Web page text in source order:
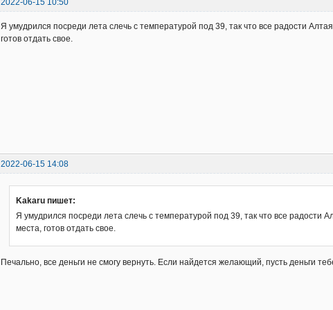
2022-06-15 10:50
Я умудрился посреди лета слечь с температурой под 39, так что все радости
готов отдать свое.
2022-06-15 14:08
Kakaru пишет:
Я умудрился посреди лета слечь с температурой под 39, так что все радости
места, готов отдать свое.
Печально, все деньги не смогу вернуть. Если найдется желающий, пусть деньги